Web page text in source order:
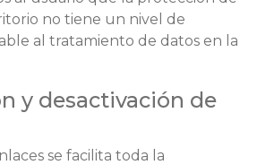
no tiene un nivel de
al tratamiento de datos en la
y desactivación de
se facilita toda la